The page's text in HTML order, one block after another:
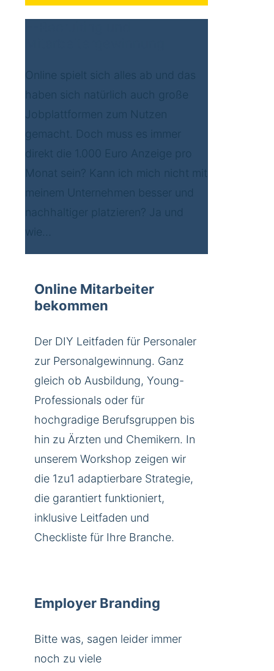
Online spielt sich alles ab und das
haben sich natürlich auch große
Jobplattformen zum Nutzen
gemacht. Doch muss es immer
direkt die 1.000 Euro Anzeige pro
Monat sein? Kann ich mich nicht mit
meinem Unternehmen besser und
nachhaltiger platzieren? Ja und
wie…
Online Mitarbeiter
bekommen
Der DIY Leitfaden für Personaler
zur Personalgewinnung. Ganz
gleich ob Ausbildung, Young-
Professionals oder für
hochgradige Berufsgruppen bis
hin zu Ärzten und Chemikern. In
unserem Workshop zeigen wir
die 1zu1 adaptierbare Strategie,
die garantiert funktioniert,
inklusive Leitfaden und
Checkliste für Ihre Branche.
Employer Branding
Bitte was, sagen leider immer
noch zu viele